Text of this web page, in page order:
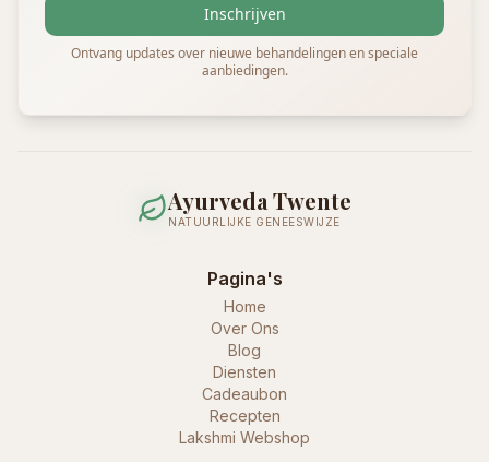
Inschrijven
Ontvang updates over nieuwe behandelingen en speciale
aanbiedingen.
Ayurveda Twente
NATUURLIJKE GENEESWIJZE
Pagina's
Home
Over Ons
Blog
Diensten
Cadeaubon
Recepten
Lakshmi Webshop